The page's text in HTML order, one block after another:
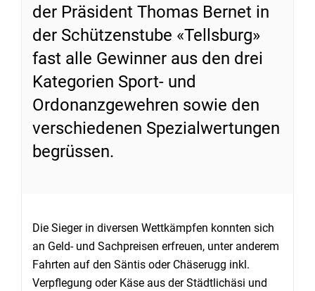
der Präsident Thomas Bernet in
der Schützenstube «Tellsburg»
fast alle Gewinner aus den drei
Kategorien Sport- und
Ordonanzgewehren sowie den
verschiedenen Spezialwertungen
begrüssen.
Die Sieger in diversen Wettkämpfen konnten sich
an Geld- und Sachpreisen erfreuen, unter anderem
Fahrten auf den Säntis oder Chäserugg inkl.
Verpflegung oder Käse aus der Städtlichäsi und